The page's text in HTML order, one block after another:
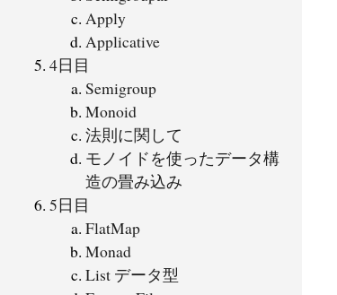
Apply
Applicative
4日目
Semigroup
Monoid
法則に関して
モノイドを使ったデータ構
造の畳み込み
5日目
FlatMap
Monad
List データ型